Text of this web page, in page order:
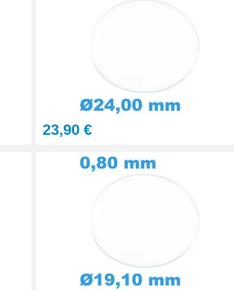
Verre de Montre
23,90 €